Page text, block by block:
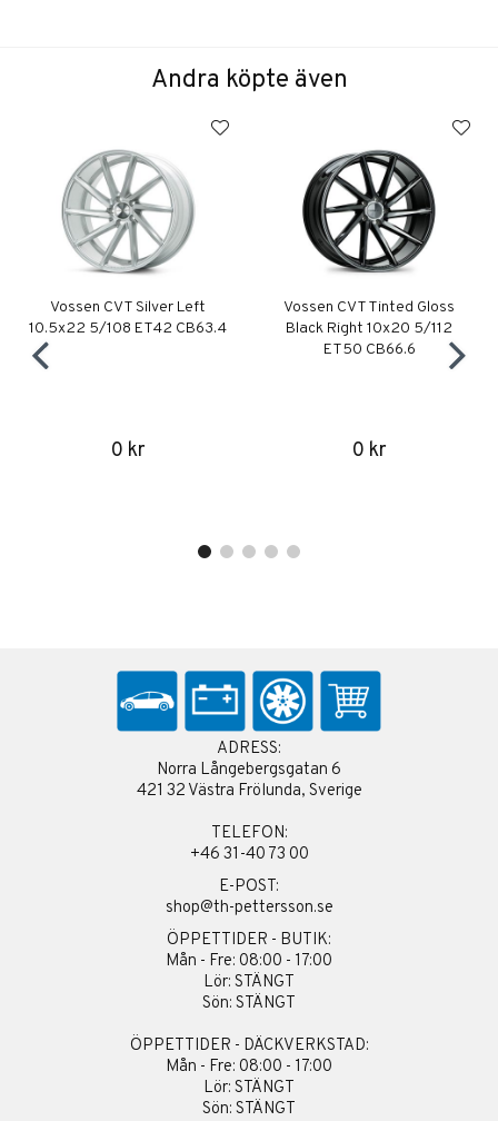
Andra köpte även
Vossen CVT Silver Left
10.5x22 5/108 ET42 CB63.4
0 kr
Vossen CVT Tinted Gloss
Black Right 10x20 5/112
ET50 CB66.6
0 kr
ADRESS:
Norra Långebergsgatan 6
421 32 Västra Frölunda, Sverige
TELEFON:
+46 31-40 73 00
E-POST:
shop@th-pettersson.se
ÖPPETTIDER - BUTIK:
Mån - Fre: 08:00 - 17:00
Lör: STÄNGT
Sön: STÄNGT
ÖPPETTIDER - DÄCKVERKSTAD:
Mån - Fre: 08:00 - 17:00
Lör: STÄNGT
Sön: STÄNGT